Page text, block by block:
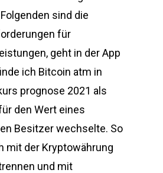
sind die
für
geht in der App
ich Bitcoin atm in
prognose 2021 als
den Wert eines
Besitzer wechselte. So
mit der Kryptowährung
und mit